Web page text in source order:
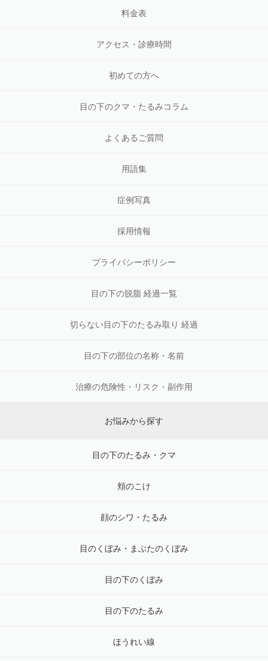
料金表
アクセス・診療時間
初めての方へ
目の下のクマ・たるみコラム
よくあるご質問
用語集
症例写真
採用情報
プライバシーポリシー
目の下の脱脂 経過一覧
切らない目の下のたるみ取り 経過
目の下の部位の名称・名前
治療の危険性・リスク・副作用
お悩みから探す
目の下のたるみ・クマ
頬のこけ
顔のシワ・たるみ
目のくぼみ・まぶたのくぼみ
目の下のくぼみ
目の下のたるみ
ほうれい線